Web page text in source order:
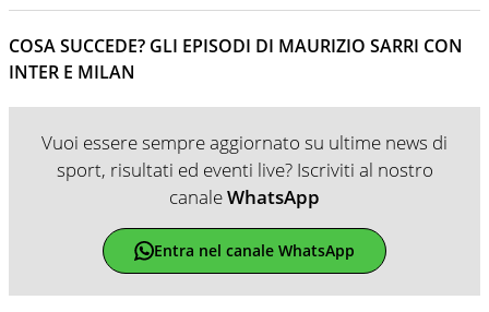
COSA SUCCEDE? GLI EPISODI DI MAURIZIO SARRI CON
INTER E MILAN
Vuoi essere sempre aggiornato su ultime news di
sport, risultati ed eventi live? Iscriviti al nostro
canaleWhatsApp
Entra nel canale WhatsApp